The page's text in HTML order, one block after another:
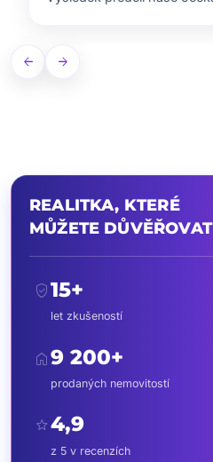
arrow_back arrow_forward
REALITKA, KTERÉ
MŮŽETE DŮVĚŘOVAT
verified_user15+
let zkušeností
home9 200+
prodaných nemovitostí
star4,9
z 5 v recenzích